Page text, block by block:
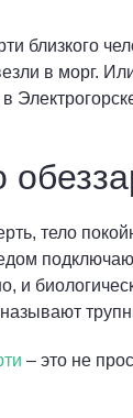
близкого
в морг.
тело
и
– это не